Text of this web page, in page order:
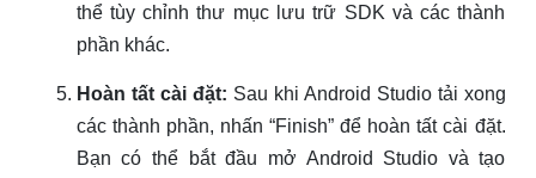
thể tùy chỉnh thư mục lưu trữ SDK và các thành
phần khác.
Hoàn tất cài đặt: Sau khi Android Studio tải xong
các thành phần, nhấn “Finish” để hoàn tất cài đặt.
Bạn có thể bắt đầu mở Android Studio và tạo